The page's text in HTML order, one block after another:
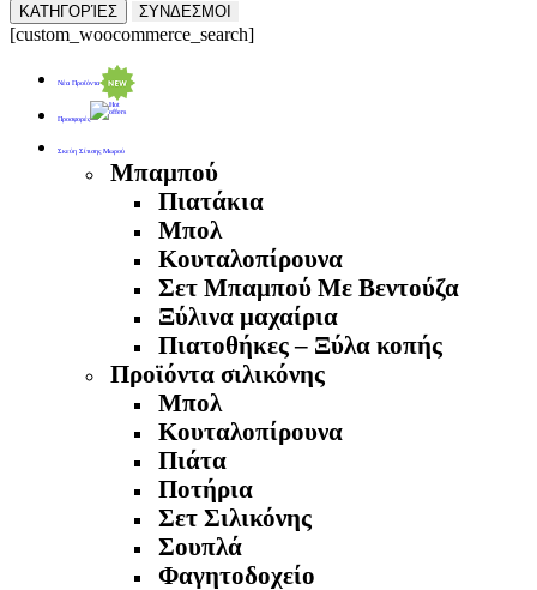
ΚΑΤΗΓΟΡΊΕΣ ΣΥΝΔΕΣΜΟΙ
[custom_woocommerce_search]
Νέα Προϊόντα
Προσφορές
Σκεύη Σίτισης Μωρού
Μπαμπού
Πιατάκια
Μπολ
Κουταλοπίρουνα
Σετ Μπαμπού Με Βεντούζα
Ξύλινα μαχαίρια
Πιατοθήκες – Ξύλα κοπής
Προϊόντα σιλικόνης
Μπολ
Κουταλοπίρουνα
Πιάτα
Ποτήρια
Σετ Σιλικόνης
Σουπλά
Φαγητοδοχείο